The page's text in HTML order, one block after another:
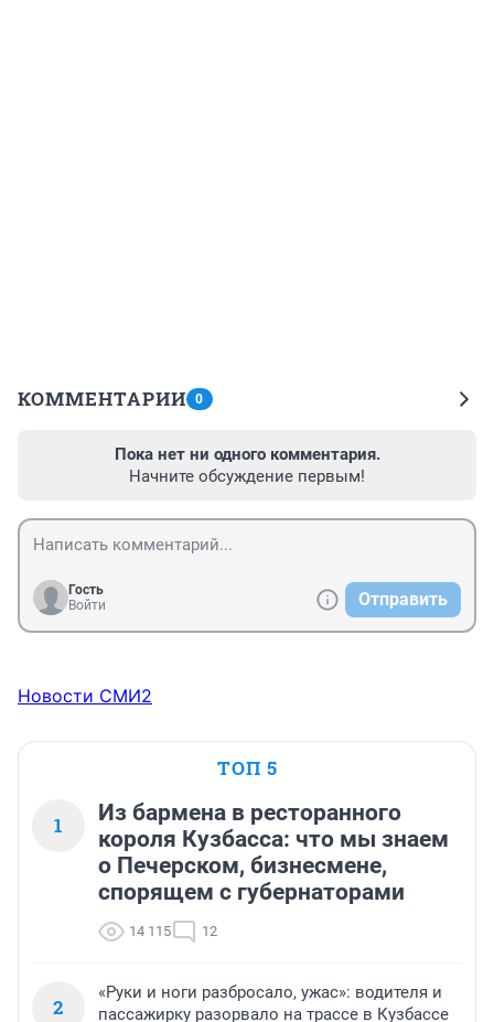
КОММЕНТАРИИ 0
Пока нет ни одного комментария.
Начните обсуждение первым!
Гость
Войти
Отправить
Новости СМИ2
ТОП 5
1
Из бармена в ресторанного
короля Кузбасса: что мы знаем
о Печерском, бизнесмене,
спорящем с губернаторами
14 115 12
2
«Руки и ноги разбросало, ужас»: водителя и
пассажирку разорвало на трассе в Кузбассе